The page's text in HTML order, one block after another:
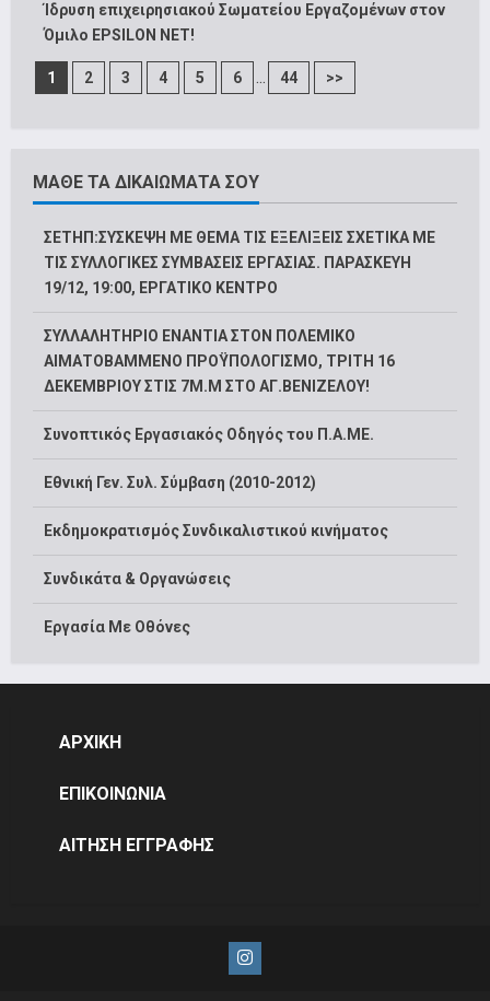
Ίδρυση επιχειρησιακού Σωματείου Εργαζομένων στον
Όμιλο EPSILON NET!
1 2 3 4 5 6 ... 44 >>
ΜΑΘΕ ΤΑ ΔΙΚΑΙΩΜΑΤΑ ΣΟΥ
ΣΕΤΗΠ:ΣΥΣΚΕΨΗ ΜΕ ΘΕΜΑ ΤΙΣ ΕΞΕΛΙΞΕΙΣ ΣΧΕΤΙΚΑ ΜΕ
ΤΙΣ ΣΥΛΛΟΓΙΚΕΣ ΣΥΜΒΑΣΕΙΣ ΕΡΓΑΣΙΑΣ. ΠΑΡΑΣΚΕΥΗ
19/12, 19:00, ΕΡΓΑΤΙΚΟ ΚΕΝΤΡΟ
ΣΥΛΛΑΛΗΤΗΡΙΟ ΕΝΑΝΤΙΑ ΣΤΟΝ ΠΟΛΕΜΙΚΟ
ΑΙΜΑΤΟΒΑΜΜΕΝΟ ΠΡΟΫΠΟΛΟΓΙΣΜΟ, ΤΡΙΤΗ 16
ΔΕΚΕΜΒΡΙΟΥ ΣΤΙΣ 7Μ.Μ ΣΤΟ ΑΓ.ΒΕΝΙΖΕΛΟΥ!
Συνοπτικός Εργασιακός Οδηγός του Π.Α.ΜΕ.
Εθνική Γεν. Συλ. Σύμβαση (2010-2012)
Εκδημοκρατισμός Συνδικαλιστικού κινήματος
Συνδικάτα & Οργανώσεις
Εργασία Με Οθόνες
ΑΡΧΙΚΗ
ΕΠΙΚΟΙΝΩΝΙΑ
ΑΙΤΗΣΗ ΕΓΓΡΑΦΗΣ
Instagram